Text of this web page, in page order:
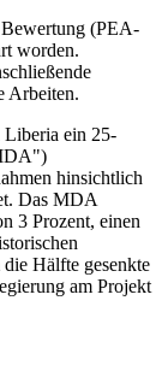
(PEA-
worden.
Arbeiten.
Liberia ein 25-
hinsichtlich
Das MDA
3 Prozent, einen
Hälfte gesenkte
am Projekt